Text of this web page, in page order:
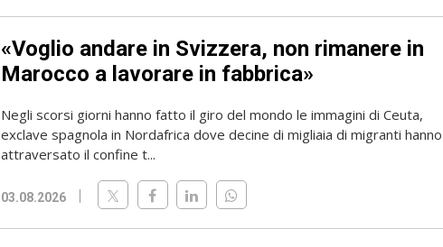
«Voglio andare in Svizzera, non rimanere in
Marocco a lavorare in fabbrica»
Negli scorsi giorni hanno fatto il giro del mondo le immagini di Ceuta,
exclave spagnola in Nordafrica dove decine di migliaia di migranti hanno
attraversato il confine t...
03.08.2026